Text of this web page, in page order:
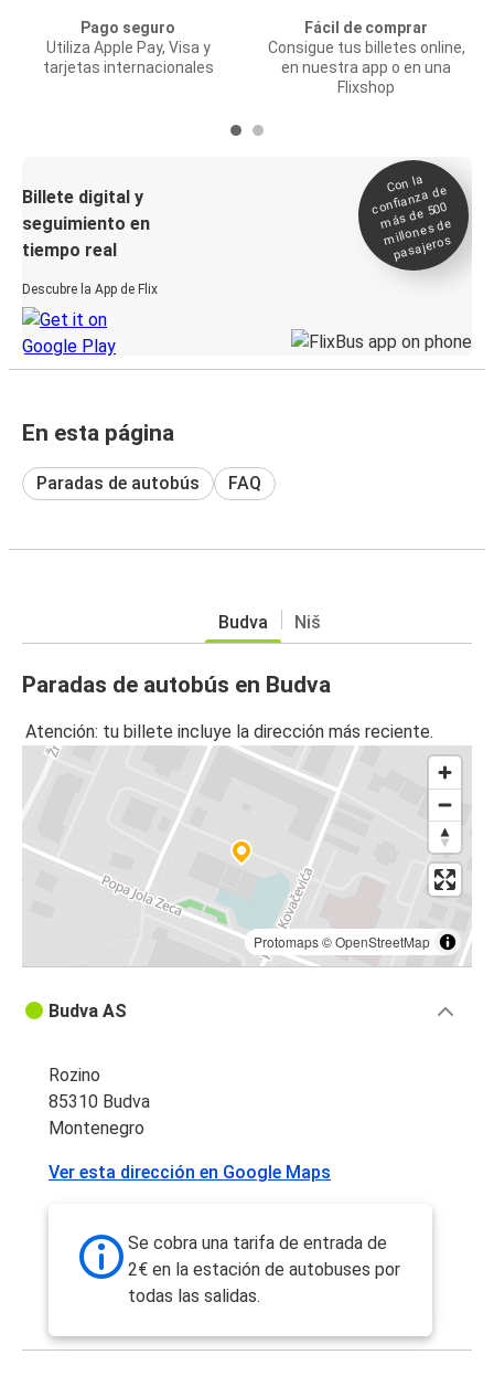
Pago seguro
Utiliza Apple Pay, Visa y
tarjetas internacionales
Fácil de comprar
Consigue tus billetes online,
en nuestra app o en una
Flixshop
Billete digital y
seguimiento en
tiempo real
Descubre la App de Flix
Con la
confianza de
más de 500
millones de
pasajeros
En esta página
Paradas de autobús FAQ
Budva Niš
Paradas de autobús en Budva
Atención: tu billete incluye la dirección más reciente.
Protomaps©OpenStreetMap
Budva AS
Rozino
85310 Budva
Montenegro
Ver esta dirección en Google Maps
Se cobra una tarifa de entrada de
2€ en la estación de autobuses por
todas las salidas.